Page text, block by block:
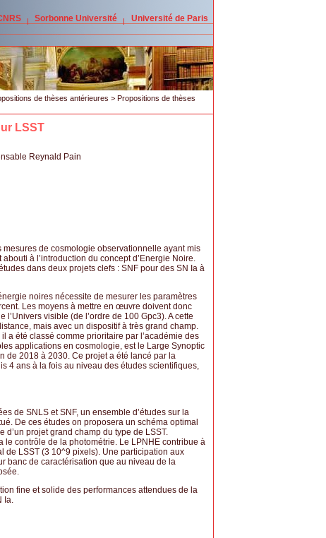
Sorbonne Université Université de Paris
de thèses antérieures > Propositions de thèses
LSST
Reynald Pain
de cosmologie observationnelle ayant mis
à l’introduction du concept d’Energie Noire.
dans deux projets clefs : SNF pour des SN Ia à
noires nécessite de mesurer les paramètres
Les moyens à mettre en œuvre doivent donc
visible (de l’ordre de 100 Gpc3). A cette
mais avec un dispositif à très grand champ.
a été classé comme prioritaire par l’académie des
applications en cosmologie, est le Large Synoptic
de 2018 à 2030. Ce projet a été lancé par la
4 ans à la fois au niveau des études scientifiques,
de SNLS et SNF, un ensemble d’études sur la
De ces études on proposera un schéma optimal
d’un projet grand champ du type de LSST.
le contrôle de la photométrie. Le LPNHE contribue à
de LSST (3 10^9 pixels). Une participation aux
banc de caractérisation que au niveau de la
fine et solide des performances attendues de la
Ia.